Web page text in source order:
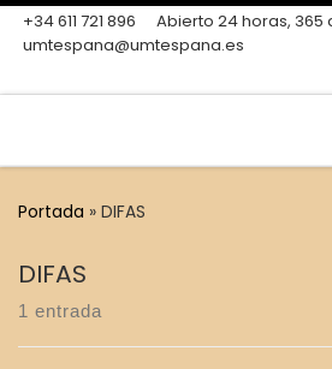
Skip to content
+34 611 721 896
Abierto 24 horas, 365
umtespana@umtespana.es
Portada » DIFAS
DIFAS
1 entrada